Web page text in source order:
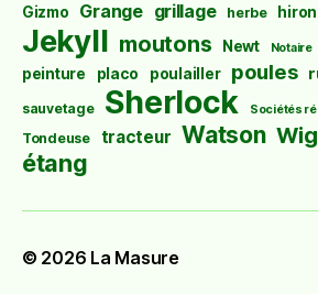
Gizmo Grange grillage herbe
Jekyll moutons Newt Notaire
peinture placo poulailler poules
sauvetage Sherlock Sociétés
Tondeuse tracteur Watson
étang
© 2026 La Masure